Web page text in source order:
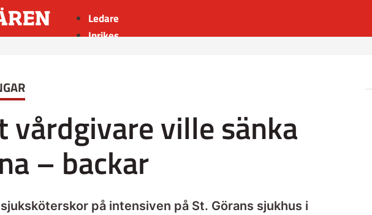
Ledare
Inrikes
vårdgivare ville sänka
– backar
på intensiven på St. Görans sjukhus i